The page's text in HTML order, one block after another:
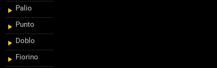
Palio
Punto
Doblo
Fiorino